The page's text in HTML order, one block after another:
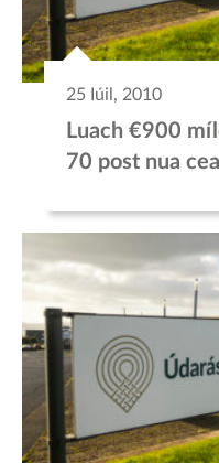
25 Iúil, 2010
Luach €900
70 post nua